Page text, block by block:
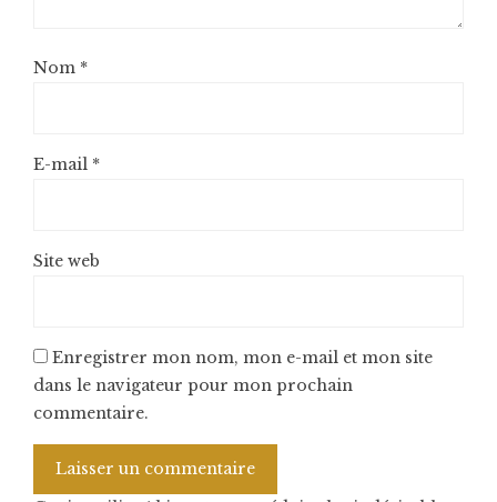
Nom *
E-mail *
Site web
Enregistrer mon nom, mon e-mail et mon site
dans le navigateur pour mon prochain
commentaire.